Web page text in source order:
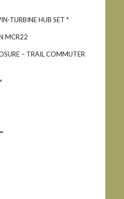
TURBINE HUB SET *
MCR22
– TRAIL COMMUTER